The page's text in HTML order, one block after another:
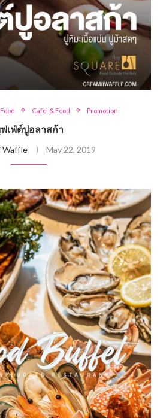
Cafe' & Food Promotion
เฟ่ต์ปูอลาสก้า
Waffle May 22, 2019